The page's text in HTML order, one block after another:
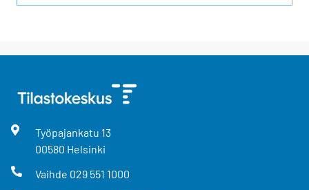
Työpajankatu 13
00580 Helsinki
Vaihde 029 551 1000